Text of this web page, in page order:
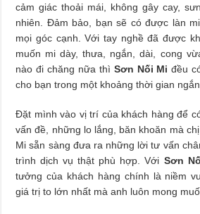
cảm giác thoải mái, không gây cay,
nhiên. Đảm bảo, bạn sẽ có được làn
mọi góc cạnh. Với tay nghề đã được
muốn mi dày, thưa, ngắn, dài, cong
nào đi chăng nữa thì Sơn Nối Mi đều
cho bạn trong một khoảng thời gian ngắn.
Đặt mình vào vị trí của khách hàng để
vấn đề, những lo lắng, băn khoăn mà
Mi sẵn sàng đưa ra những lời tư vấn
trình dịch vụ thật phù hợp. Với Sơn
tưởng của khách hàng chính là niềm
giá trị to lớn nhất mà anh luôn mong